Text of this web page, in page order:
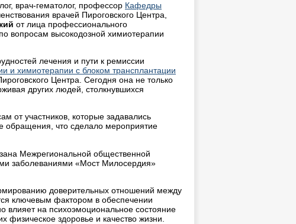
врач-гематолог, профессор Кафедры
врачей Пироговского Центра,
от лица профессионального
вопросам высокодозной химиотерапии
лечения и пути к ремиссии
и химиотерапии с блоком трансплантации
Центра. Сегодня она не только
других людей, столкнувшихся
от участников, которые задавались
обращения, что сделало мероприятие
Межрегиональной общественной
заболеваниями «Мост Милосердия»
доверительных отношений между
ключевым фактором в обеспечении
на психоэмоциональное состояние
физическое здоровье и качество жизни.